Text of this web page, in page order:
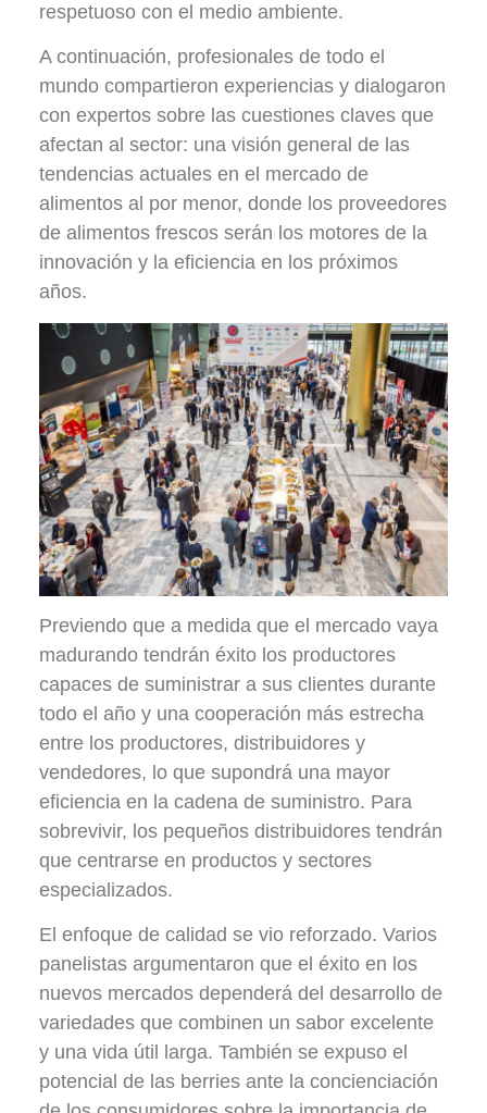
respetuoso con el medio ambiente.
A continuación, profesionales de todo el
mundo compartieron experiencias y dialogaron
con expertos sobre las cuestiones claves que
afectan al sector: una visión general de las
tendencias actuales en el mercado de
alimentos al por menor, donde los proveedores
de alimentos frescos serán los motores de la
innovación y la eficiencia en los próximos
años.
Previendo que a medida que el mercado vaya
madurando tendrán éxito los productores
capaces de suministrar a sus clientes durante
todo el año y una cooperación más estrecha
entre los productores, distribuidores y
vendedores, lo que supondrá una mayor
eficiencia en la cadena de suministro. Para
sobrevivir, los pequeños distribuidores tendrán
que centrarse en productos y sectores
especializados.
El enfoque de calidad se vio reforzado. Varios
panelistas argumentaron que el éxito en los
nuevos mercados dependerá del desarrollo de
variedades que combinen un sabor excelente
y una vida útil larga. También se expuso el
potencial de las berries ante la concienciación